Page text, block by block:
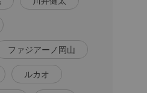
ファジアーノ岡山
ルカオ